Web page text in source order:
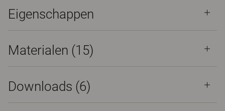
Eigenschappen
Materialen (15)
Downloads (6)